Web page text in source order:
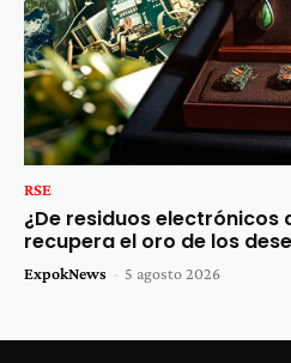
RSE
¿De residuos electrónicos
recupera el oro de los
ExpokNews - 5 agosto 2026